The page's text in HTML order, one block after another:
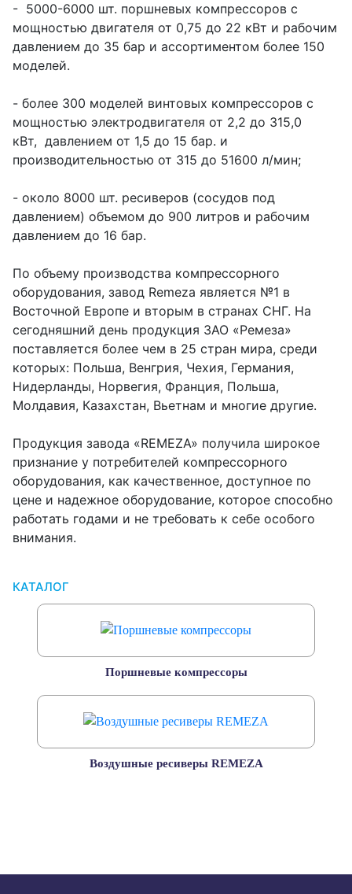
- 5000-6000 шт. поршневых компрессоров с
мощностью двигателя от 0,75 до 22 кВт и рабочим
давлением до 35 бар и ассортиментом более 150
моделей.
- более 300 моделей винтовых компрессоров с
мощностью электродвигателя от 2,2 до 315,0
кВт, давлением от 1,5 до 15 бар. и
производительностью от 315 до 51600 л/мин;
- около 8000 шт. ресиверов (сосудов под
давлением) объемом до 900 литров и рабочим
давлением до 16 бар.
По объему производства компрессорного
оборудования, завод Remeza является №1 в
Восточной Европе и вторым в странах СНГ. На
сегодняшний день продукция ЗАО «Ремеза»
поставляется более чем в 25 стран мира, среди
которых: Польша, Венгрия, Чехия, Германия,
Нидерланды, Норвегия, Франция, Польша,
Молдавия, Казахстан, Вьетнам и многие другие.
Продукция завода «REMEZA» получила широкое
признание у потребителей компрессорного
оборудования, как качественное, доступное по
цене и надежное оборудование, которое способно
работать годами и не требовать к себе особого
внимания.
КАТАЛОГ
Поршневые компрессоры
Воздушные ресиверы REMEZA